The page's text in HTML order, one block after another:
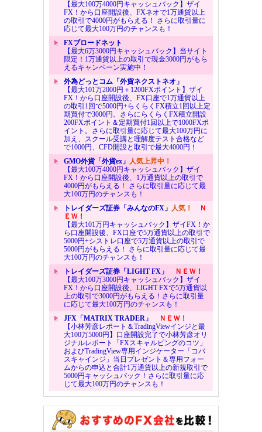
【最大100万4000円キャッシュバック】ザイ
FX！から口座開設後、FXネオで1万通貨以上
の取引で4000円がもらえる！ さらに取引量に
応じて最大100万円のチャンスも！
FXブロードネット
【最大6万3000円キャッシュバック】当サイト
限定！1万通貨以上の取引で現金3000円がもら
えるキャンペーン実施中！
外為どっとコム「外貨ネクストネオ」
【最大101万2000円＋1200FXポイント】ザイ
FX！から口座開設後、FX口座で1万通貨以上
の取引1回で5000円+らくらくFX積立1回以上定
期買付で3000円。さらにらくらくFX積立開設
200FXポイント＆定期買付1回以上で1000FXポ
イント。さらに取引量に応じて最大100万円に
加え、スクール受講と理解度テスト合格など
で1000円、CFD開設と取引で最大4000円！
GMO外貨「外貨ex」 人気上昇中！
【最大100万4000円キャッシュバック】ザイ
FX！から口座開設後、1万通貨以上の取引で
4000円がもらえる！ さらに取引量に応じて最
大100万円のチャンスも！
トレイダーズ証券「みんなのFX」 人気！
Ｎ
ＥＷ！
【最大101万円キャッシュバック】ザイFX！か
ら口座開設後、FX口座で5万通貨以上の取引で
5000円+シストレ口座で5万通貨以上の取引で
5000円がもらえる！ さらに取引量に応じて最
大100万円のチャンスも！
トレイダーズ証券「LIGHT FX」
ＮＥＷ！
【最大100万3000円キャッシュバック】ザイ
FX！から口座開設後、LIGHT FXで5万通貨以
上の取引で3000円がもらえる！さらに取引量
に応じて最大100万円のチャンスも！
JFX「MATRIX TRADER」
ＮＥＷ！
【小林芳彦レポート＆TradingViewインジと最
大100万5000円】口座開設完了で小林芳彦オリ
ジナルレポート「FXスキャルピングのコツ」
およびTradingView専用インジケーター「コバ
スキャインジ」当日プレゼント＆専用フォー
ムからの申込と合計1万通貨以上の新規取引で
5000円キャッシュバック！さらに取引量に応
じて最大100万円のチャンスも！